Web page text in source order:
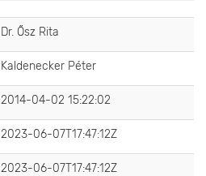
Dr. Ősz Rita
Kaldenecker Péter
2014-04-02 15:22:02
2023-06-07T17:47:12Z
2023-06-07T17:47:12Z